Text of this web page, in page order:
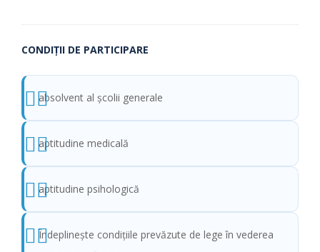
CONDIŢII DE PARTICIPARE
absolvent al şcolii generale
aptitudine medicală
aptitudine psihologică
Îndeplineşte condiţiile prevăzute de lege în vederea